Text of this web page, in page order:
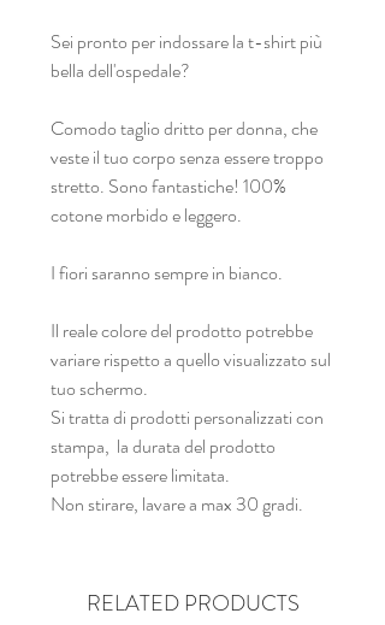
Sei pronto per indossare la t-shirt più
bella dell'ospedale?
Comodo taglio dritto per donna, che
veste il tuo corpo senza essere troppo
stretto. Sono fantastiche! 100%
cotone morbido e leggero.
I fiori saranno sempre in bianco.
Il reale colore del prodotto potrebbe
variare rispetto a quello visualizzato sul
tuo schermo.
Si tratta di prodotti personalizzati con
stampa, la durata del prodotto
potrebbe essere limitata.
Non stirare, lavare a max 30 gradi.
RELATED PRODUCTS